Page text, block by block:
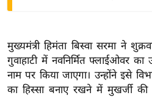
ष
ज्ञ
रा
य
मुख्यमंत्री हिमंता बिस्वा सरमा ने
गुवाहाटी में नवनिर्मित फ्लाईओवर का
नाम पर किया जाएगा। उन्होंने इसे
का हिस्सा बनाए रखने में मुखर्जी की